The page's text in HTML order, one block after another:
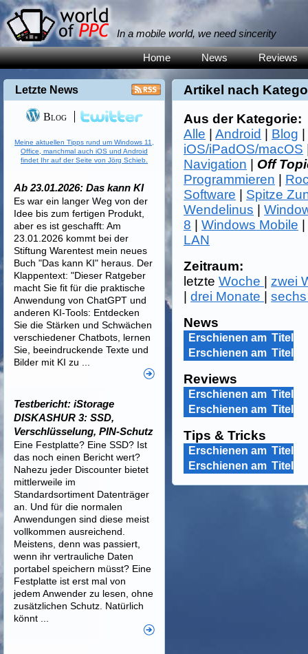
In a mobile world, we need sincerity
Home News Reviews
Artikel nach
Aus der Kategorie:
Alle |Android Blog
iOS/iPadOS/macOS
Navigation
Off
Programmieren
Software
Spitze
Wendelinus |
8 |Windows Mobile
LAN
Zeitraum:
letzteWoche
zwei
|drei Monate |
News
Erschienen am Titel
Erschienen am Titel
Reviews
Erschienen am Titel
Erschienen am Titel
Tips & Tricks
Erschienen am Titel
Erschienen am Titel
Letzte News
Blog
Meine aktuellen Tipps rund um Windows 11,
Office, manchmal auch iOS und Android
findet Ihr auf der Seite von Jörg Schieb.
Ab 23.01.2026: Das kann KI
Es war ein langer Weg von der
Idee bis zum fertigen Produkt,
aber es ist geschafft: Am
23.01.2026 kommt bei der
Stiftung Warentest mein neues
Buch "Das kann KI" heraus. Der
Klappentext: "Dieser Ratgeber
macht Sie fit für die praktische
Anwendung von ChatGPT und
anderen KI-Tools: Entdecken
Sie die Stärken und Schwächen
verschiedener Chatbots, lernen
Sie, beeindruckende Texte und
Bilder mit KI zu ...
Testbericht: iStorage
DISKASHUR 3: SSD,
Verschlüsselung, PIN-Schutz
Eine Festplatte? Eine SSD? Ist
das noch einen Bericht wert?
Nahezu jeder Discounter bietet
mittlerweile im
Standardsortiment Datenträger
an. Und für die normalen
Anwendungen sind diese meist
vollkommen ausreichend.
Meistens, denn was passiert,
wenn ihr vertrauliche Daten
portabel speichern müsst? Eine
Festplatte ist erst mal von
jedem Anwender zu lesen, ohne
zusätzlichen Schutz. Natürlich
könnt ...